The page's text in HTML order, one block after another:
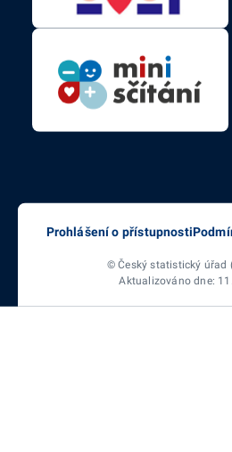
Prohlášení o přístupnosti
© Český statistický úřad
Aktualizováno dne: